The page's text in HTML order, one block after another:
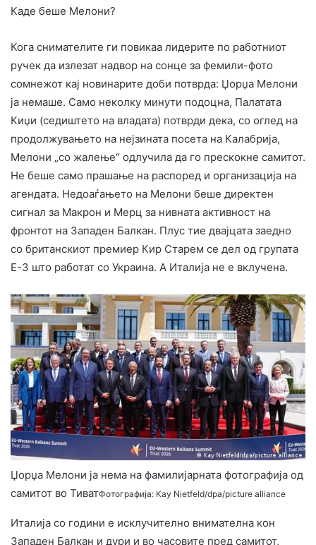
Каде беше Мелони?
Кога снимателите ги повикаа лидерите по работниот
ручек да излезат надвор на сонце за фемили-фото
сомнежот кај новинарите доби потврда: Џорџа Мелони
ја немаше. Само неколку минути подоцна, Палатата
Киџи (седиштето на владата) потврди дека, со оглед на
продолжувањето на нејзината посета на Калабрија,
Мелони „со жалење“ одлучила да го прескокне самитот.
Не беше само прашање на распоред и организација на
агендата. Недоаѓањето на Мелони беше директен
сигнал за Макрон и Мерц за нивната активност на
фронтот на Западен Балкан. Плус тие двајцата заедно
со британскиот премиер Кир Старем се дел од групата
Е-3 што работат со Украина. А Италија не е вклучена.
Џорџа Мелони ја нема на фамилијарната фотографија од
самитот во ТиватФотографија: Kay Nietfeld/dpa/picture alliance
Италија со години е исклучително внимателна кон
Западен Балкан и дури и во часовите пред самитот,